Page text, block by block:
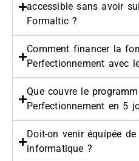
accessible sans avoir
Formaltic ?
Comment financer la
Perfectionnement avec
Que couvre le
Perfectionnement en 5
Doit-on venir équipée
informatique ?